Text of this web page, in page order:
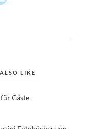
LIKE
Gäste